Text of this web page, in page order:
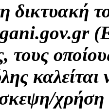
δικτυακή
τους